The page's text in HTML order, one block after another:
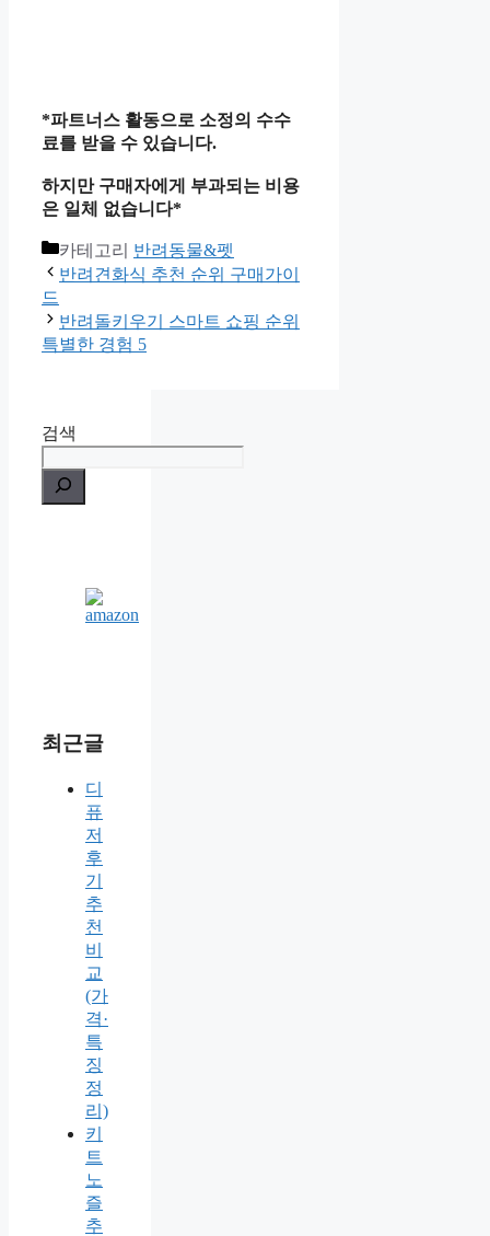
*파트너스 활동으로 소정의 수수
료를 받을 수 있습니다.
하지만 구매자에게 부과되는 비용
은 일체 없습니다*
카테고리 반려동물&펫
반려견화식 추천 순위 구매가이
드
반려돌키우기 스마트 쇼핑 순위
특별한 경험 5
검색
최근글
디
퓨
저
후
기
추
천
비
교
(가
격·
특
징
정
리)
키
트
노
즐
추